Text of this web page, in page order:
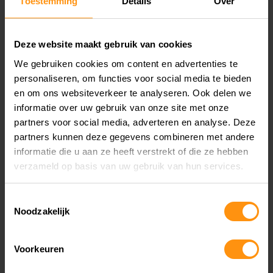
Deze website maakt gebruik van cookies
We gebruiken cookies om content en advertenties te
personaliseren, om functies voor social media te bieden
en om ons websiteverkeer te analyseren. Ook delen we
informatie over uw gebruik van onze site met onze
partners voor social media, adverteren en analyse. Deze
partners kunnen deze gegevens combineren met andere
informatie die u aan ze heeft verstrekt of die ze hebben
verzameld op basis van uw gebruik van hun services.
Noodzakelijk
Voorkeuren
praktisch, maar ook een stijlvolle upgrade. Door
een cover te kiezen die aansluit bij je persoonlijke
stijl, kun je een unieke flair aan je motor
toevoegen. Of je nu gaat voor een opvallende
kleur of een subtiel design, met een Kawasaki
Buddyseat Cover zorg je ervoor dat je motorfiets
opvalt in de menigte.
Veelgestelde Vragen
Is de buddyseat cover eenvoudig te